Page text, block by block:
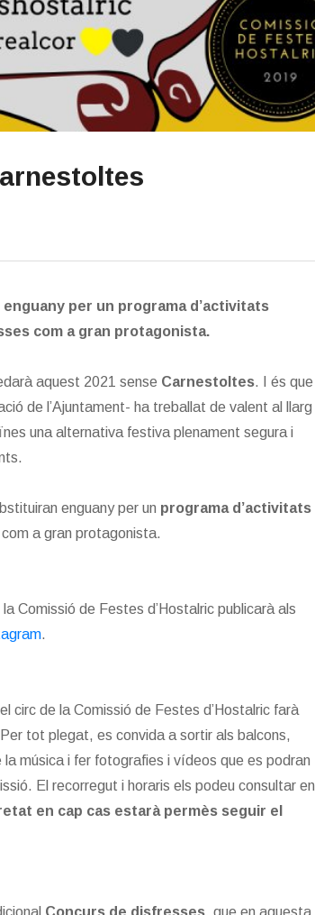
per un programa d’activitats
com a gran protagonista.
aquest 2021 sense Carnestoltes. I és que
de l’Ajuntament- ha treballat de valent al llarg
una alternativa festiva plenament segura i
enguany per un programa d’activitats
a gran protagonista.
Comissió de Festes d’Hostalric publicarà als
.
circ de la Comissió de Festes d’Hostalric farà
tot plegat, es convida a sortir als balcons,
música i fer fotografies i vídeos que es podran
El recorregut i horaris els podeu consultar en
en cap cas estarà permès seguir el
Concurs de disfresses, que en aquesta